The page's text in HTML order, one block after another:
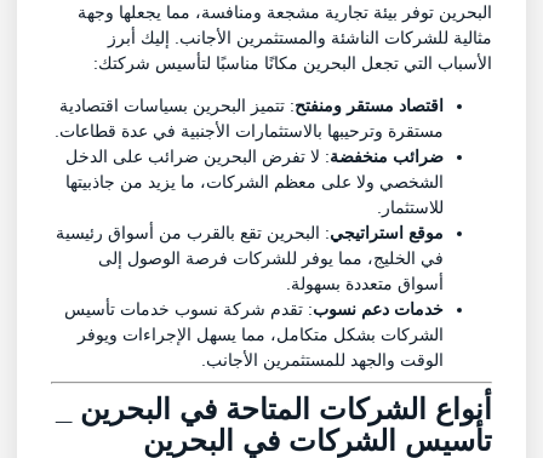
البحرين توفر بيئة تجارية مشجعة ومنافسة، مما يجعلها وجهة
مثالية للشركات الناشئة والمستثمرين الأجانب. إليك أبرز
الأسباب التي تجعل البحرين مكانًا مناسبًا لتأسيس شركتك:
اقتصاد مستقر ومنفتح: تتميز البحرين بسياسات اقتصادية
مستقرة وترحيبها بالاستثمارات الأجنبية في عدة قطاعات.
ضرائب منخفضة: لا تفرض البحرين ضرائب على الدخل
الشخصي ولا على معظم الشركات، ما يزيد من جاذبيتها
للاستثمار.
موقع استراتيجي: البحرين تقع بالقرب من أسواق رئيسية
في الخليج، مما يوفر للشركات فرصة الوصول إلى
أسواق متعددة بسهولة.
خدمات دعم نسوب: تقدم شركة نسوب خدمات تأسيس
الشركات بشكل متكامل، مما يسهل الإجراءات ويوفر
الوقت والجهد للمستثمرين الأجانب.
أنواع الشركات المتاحة في البحرين _
تأسيس الشركات في البحرين